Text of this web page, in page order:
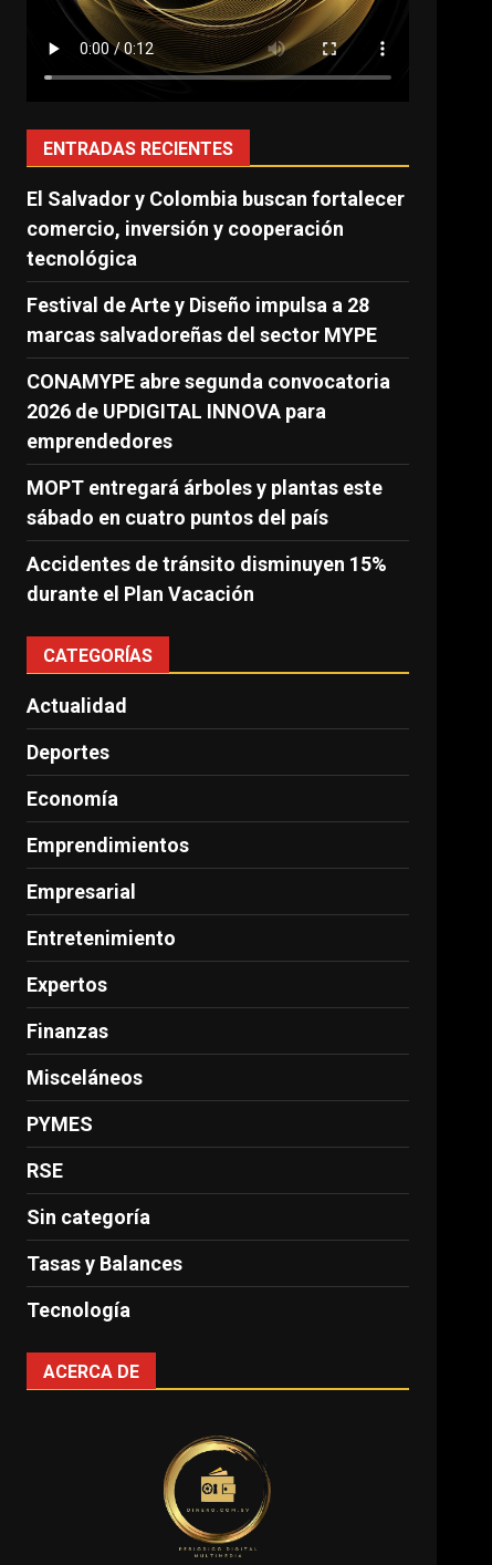
ENTRADAS RECIENTES
El Salvador y Colombia buscan fortalecer
comercio, inversión y cooperación
tecnológica
Festival de Arte y Diseño impulsa a 28
marcas salvadoreñas del sector MYPE
CONAMYPE abre segunda convocatoria
2026 de UPDIGITAL INNOVA para
emprendedores
MOPT entregará árboles y plantas este
sábado en cuatro puntos del país
Accidentes de tránsito disminuyen 15%
durante el Plan Vacación
CATEGORÍAS
Actualidad
Deportes
Economía
Emprendimientos
Empresarial
Entretenimiento
Expertos
Finanzas
Misceláneos
PYMES
RSE
Sin categoría
Tasas y Balances
Tecnología
ACERCA DE